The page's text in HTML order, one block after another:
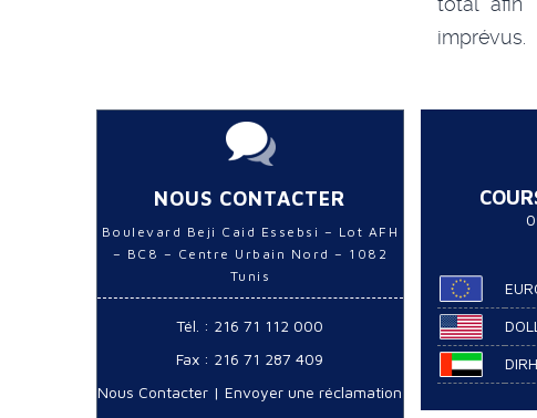
imprévus.
NOUS CONTACTER
Boulevard Beji Caid Essebsi – Lot AFH
– BC8 – Centre Urbain Nord – 1082
Tunis
Tél. : 216 71 112 000
Fax : 216 71 287 409
Nous Contacter | Envoyer une réclamation